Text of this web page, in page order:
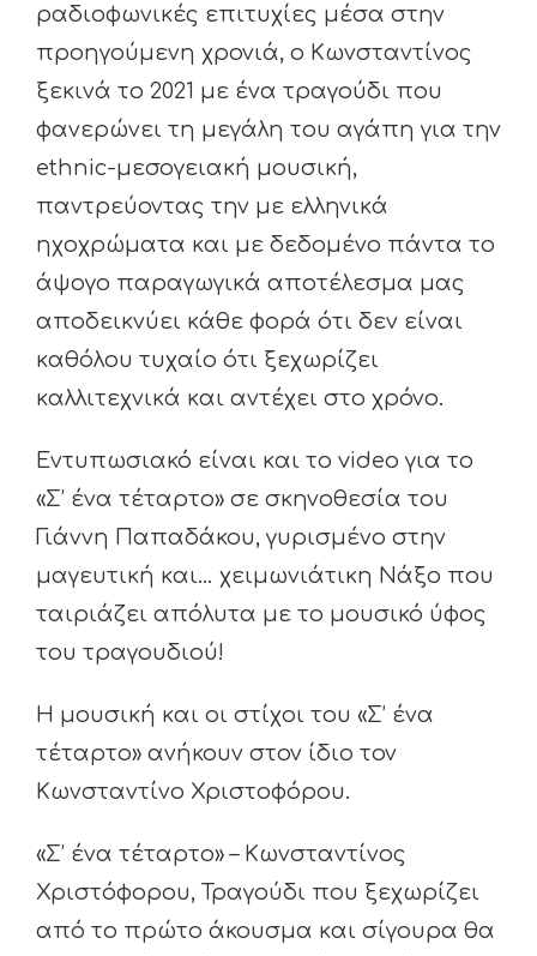
ραδιοφωνικές επιτυχίες μέσα στην
προηγούμενη χρονιά, ο Κωνσταντίνος
ξεκινά το 2021 με ένα τραγούδι που
φανερώνει τη μεγάλη του αγάπη για την
ethnic-μεσογειακή μουσική,
παντρεύοντας την με ελληνικά
ηχοχρώματα και με δεδομένο πάντα το
άψογο παραγωγικά αποτέλεσμα μας
αποδεικνύει κάθε φορά ότι δεν είναι
καθόλου τυχαίο ότι ξεχωρίζει
καλλιτεχνικά και αντέχει στο χρόνο.
Εντυπωσιακό είναι και το video για το
«Σ’ ένα τέταρτο» σε σκηνοθεσία του
Γιάννη Παπαδάκου, γυρισμένο στην
μαγευτική και… χειμωνιάτικη Νάξο που
ταιριάζει απόλυτα με το μουσικό ύφος
του τραγουδιού!
Η μουσική και οι στίχοι του «Σ’ ένα
τέταρτο» ανήκουν στον ίδιο τον
Κωνσταντίνο Χριστοφόρου.
«Σ’ ένα τέταρτο» – Κωνσταντίνος
Χριστόφορου, Τραγούδι που ξεχωρίζει
από το πρώτο άκουσμα και σίγουρα θα